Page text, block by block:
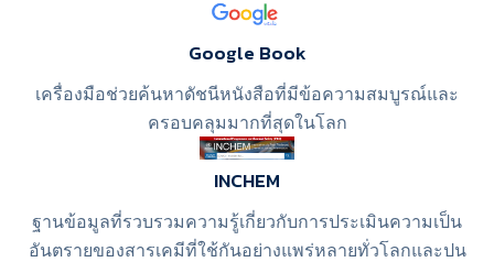
Google Book
เครื่องมือช่วยค้นหาดัชนีหนังสือที่มีข้อความสมบูรณ์และ
ครอบคลุมมากที่สุดในโลก
INCHEM
ฐานข้อมูลที่รวบรวมความรู้เกี่ยวกับการประเมินความเป็น
อันตรายของสารเคมีที่ใช้กันอย่างแพร่หลายทั่วโลกและปน